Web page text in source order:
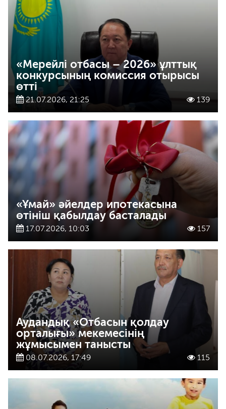
«Мерейлі отбасы – 2026» ұлттық
конкурсының комиссия отырысы
өтті
21.07.2026, 21:25 139
«Ұмай» әйелдер ипотекасына
өтініш қабылдау басталады
17.07.2026, 10:03 157
Аудандық «Отбасын қолдау
орталығы» мекемесінің
жұмысымен танысты
08.07.2026, 17:49 115